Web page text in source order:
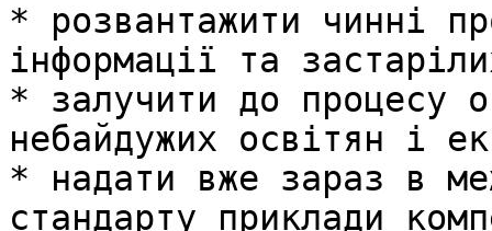
* розвантажити чинні
інформації та
* залучити до процесу
небайдужих освітян і
* надати вже зараз в
стандарту приклади